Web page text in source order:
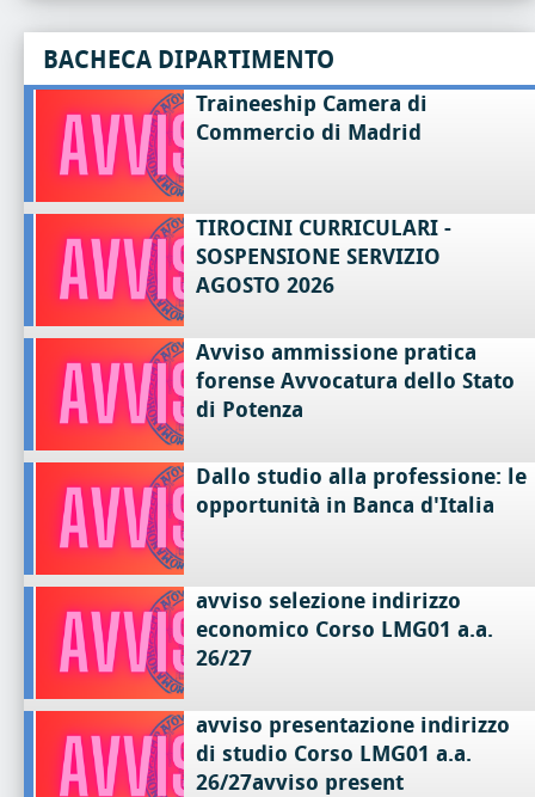
BACHECA DIPARTIMENTO
Traineeship Camera di
Commercio di Madrid
TIROCINI CURRICULARI -
SOSPENSIONE SERVIZIO
AGOSTO 2026
Avviso ammissione pratica
forense Avvocatura dello Stato
di Potenza
Dallo studio alla professione: le
opportunità in Banca d'Italia
avviso selezione indirizzo
economico Corso LMG01 a.a.
26/27
avviso presentazione indirizzo
di studio Corso LMG01 a.a.
26/27avviso present